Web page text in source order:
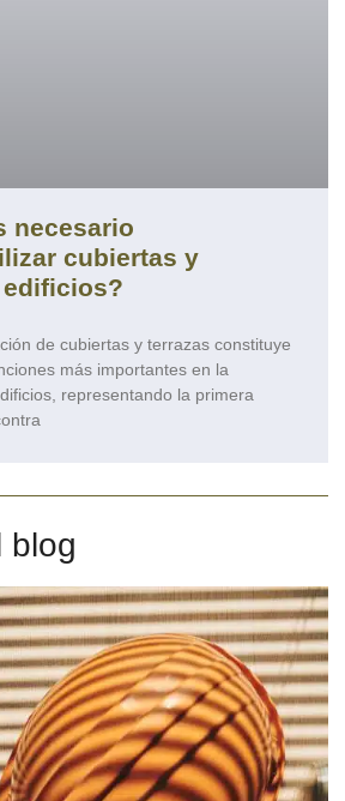
necesario
cubiertas y
de cubiertas y terrazas constituye
más importantes en la
representando la primera
blog